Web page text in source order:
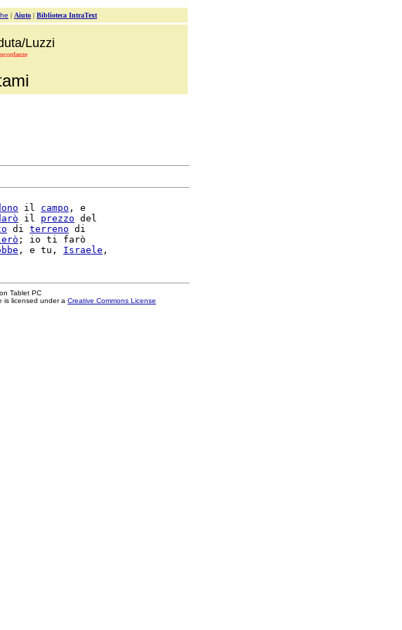
| Aiuto | Biblioteca IntraText
Luzzi
il campo , e
il prezzo del
di terreno di
; io ti farò
, e tu, Israele
Tablet PC
is licensed under a Creative Commons License